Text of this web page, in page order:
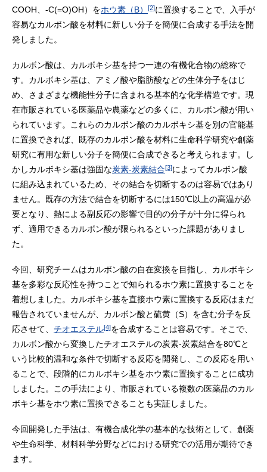
COOH、-C(=O)OH）をホウ素（B） [2]に置換することで、入手が
容易なカルボン酸を材料に新しい分子を簡便に合成する手法を開
発しました。
カルボン酸は、カルボキシ基を持つ一連の有機化合物の総称で
す。カルボキシ基は、アミノ酸や脂肪酸などの生体分子をはじ
め、さまざまな機能性分子に含まれる基本的な化学構造です。現
在市販されている医薬品や農薬などの多くに、カルボン酸が用い
られています。これらのカルボン酸のカルボキシ基を別の官能基
に置換できれば、既存のカルボン酸を材料に生命科学研究や創薬
研究に有用な新しい分子を簡便に合成できると考えられます。し
かしカルボキシ基は強固な炭素-炭素結合[3]によってカルボン酸
に組み込まれているため、その結合を切断するのは容易ではあり
ません。既存の方法で結合を切断するには150℃以上の高温が必
要となり、熱による副反応の影響で目的の分子が十分に得られ
ず、適用できるカルボン酸が限られるといった課題がありまし
た。
今回、研究チームはカルボン酸の自在変換を目指し、カルボキシ
基を多彩な反応性を持つことで知られるホウ素に置換することを
着想しました。カルボキシ基を直接ホウ素に置換する反応はまだ
報告されていませんが、カルボン酸と硫黄（S）を含む分子を反
応させて、 チオエステル[4]を合成することは容易です。そこで、
カルボン酸から変換したチオエステルの炭素-炭素結合を80℃と
いう比較的温和な条件で切断する反応を開発し、この反応を用い
ることで、段階的にカルボキシ基をホウ素に置換することに成功
しました。この手法により、市販されている複数の医薬品のカル
ボキシ基をホウ素に置換できることも実証しました。
今回開発した手法は、有機合成化学の基本的な技術として、創薬
や生命科学、材料科学分野などにおける研究での活用が期待でき
ます。